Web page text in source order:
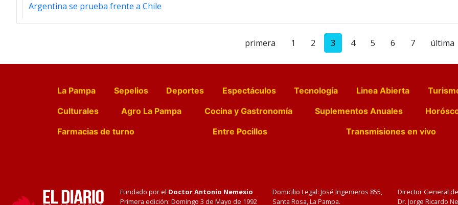
Argentina se prueba frente a Chile
primera 1 2 3 4 5 6 7 última
La Pampa Sepelios Deportes Espectáculos Tecnología Linea Abierta
Culturales
Agro La Pampa Cocina y Gastronomía Suplementos Anuales
Farmacias de turno
Entre Pocillos Transmisiones en vivo
Fundado por el Doctor Antonio Nemesio
Primera edición: Domingo 3 de Mayo de 1992
Domicilio Legal: José Ingenieros 855,
Santa Rosa, La Pampa.
Director General
Dr. Jorge Ricardo